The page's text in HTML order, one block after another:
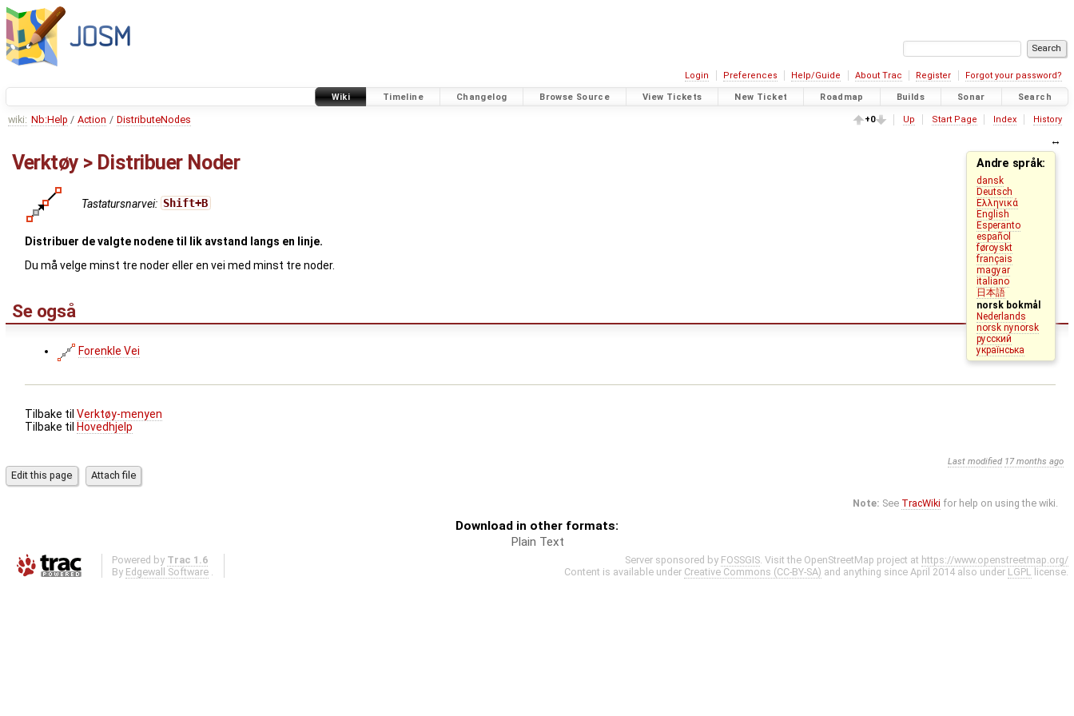
Login Preferences Help/Guide About Trac Register Forgot your password?
Wiki Timeline Changelog Browse Source View Tickets New Ticket Roadmap Builds Sonar Search
wiki: Nb:Help / Action / DistributeNodes +0 Up Start Page Index History
Andre språk:
dansk
Deutsch
Ελληνικά
English
Esperanto
español
føroyskt
français
magyar
italiano
日本語
norsk bokmål
Nederlands
norsk nynorsk
русский
українська
Verktøy > Distribuer Noder
Tastatursnarvei: Shift+B
Distribuer de valgte nodene til lik avstand langs en linje.
Du må velge minst tre noder eller en vei med minst tre noder.
Se også
Forenkle Vei
Tilbake til Verktøy-menyen
Tilbake til Hovedhjelp
Last modified 17 months ago
Note: See TracWiki for help on using the wiki.
Download in other formats:
Plain Text
Powered by Trac 1.6
By Edgewall Software .
Server sponsored by FOSSGIS. Visit the OpenStreetMap project at https://www.openstreetmap.org/
Content is available under Creative Commons (CC-BY-SA) and anything since April 2014 also under LGPL license.